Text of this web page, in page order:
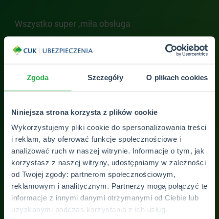
Zgoda Szczegóły O plikach cookies
Niniejsza strona korzysta z plików cookie
Wykorzystujemy pliki cookie do spersonalizowania treści
i reklam, aby oferować funkcje społecznościowe i
analizować ruch w naszej witrynie. Informacje o tym, jak
korzystasz z naszej witryny, udostępniamy w zależności
od Twojej zgody: partnerom społecznościowym,
reklamowym i analitycznym. Partnerzy mogą połączyć te
informacje z innymi danymi otrzymanymi od Ciebie lub
uzyskanymi podczas korzystania z ich usług.
Wszystko super ,miła obsługa
ZOBACZ WSZYSTKIE OPINIE
Skontaktuj się z